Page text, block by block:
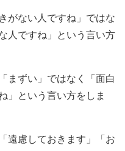
がない人ですね」ではな
人ですね」という言い方
まずい」ではなく「面白
」という言い方をしま
遠慮しておきます」「お